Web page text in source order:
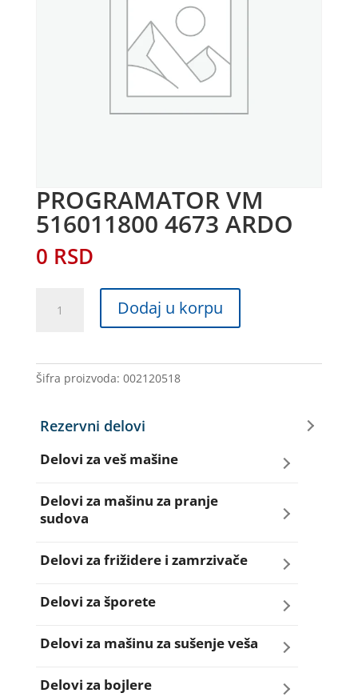
PROGRAMATOR VM
516011800 4673 ARDO
0 RSD
ARDO
količina
Dodaj u korpu
Šifra proizvoda: 002120518
Rezervni delovi
Delovi za veš mašine
Amortizeri za veš mašinu
Delovi za mašinu za pranje
sudova
Creva za sudo mašine
Dihtunzi za sudo mašine
Elektroventili za sudo mašine
Filteri za sudo mašine
Delovi za frižidere i zamrzivače
Aqua filteri za frižidere
Dihtunzi za frižidere i zamrzivače
Elektronika za frižidere i zamrzivače
Delovi za šporete
Dihtunzi za šporete
Dugmad za šporete
Delovi za mašinu za sušenje veša
Dihtunzi mašine za sušenje veša
Delovi za bojlere